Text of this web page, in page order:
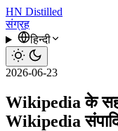
HN Distilled
संग्रह
हिन्दी
2026-06-23
Wikipedia के
Wikipedia